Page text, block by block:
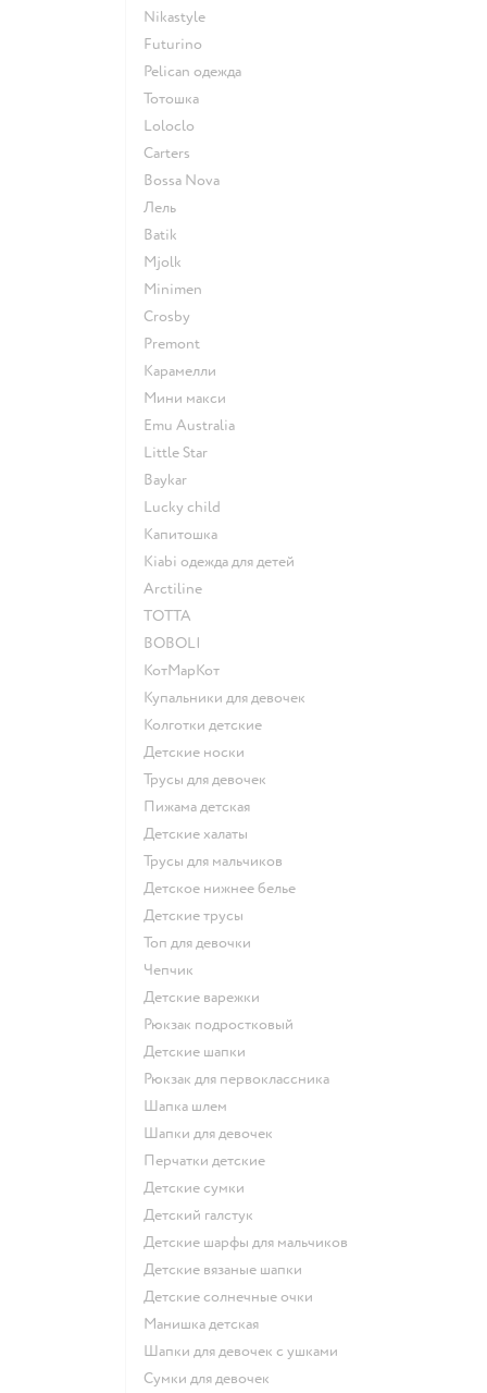
Nikastyle
Futurino
Pelican одежда
Тотошка
Loloclo
Сarters
Bossa Nova
Лель
Batik
Mjolk
Minimen
Crosby
Premont
Карамелли
Мини макси
Emu Australia
Little Star
Baykar
Lucky child
Капитошка
Kiabi одежда для детей
Arctiline
ТОТТА
BOBOLI
КотМарКот
Купальники для девочек
Колготки детские
Детские носки
Трусы для девочек
Пижама детская
Детские халаты
Трусы для мальчиков
Детское нижнее белье
Детские трусы
Топ для девочки
Чепчик
Детские варежки
Рюкзак подростковый
Детские шапки
Рюкзак для первоклассника
Шапка шлем
Шапки для девочек
Перчатки детские
Детские сумки
Детский галстук
Детские шарфы для мальчиков
Детские вязаные шапки
Детские солнечные очки
Манишка детская
Шапки для девочек с ушками
Сумки для девочек